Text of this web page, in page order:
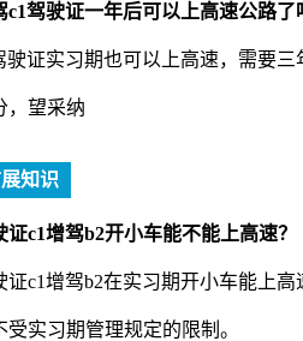
c1驾驶证一年后可以上高速公路了
驶证实习期也可以上高速，需要
，望采纳
知识
证c1增驾b2开小车能不能上高速？
证c1增驾b2在实习期开小车能上
受实习期管理规定的限制。